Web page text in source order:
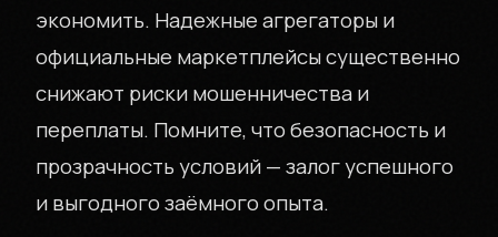
экономить. Надежные агрегаторы и
официальные маркетплейсы существенно
снижают риски мошенничества и
переплаты. Помните, что безопасность и
прозрачность условий — залог успешного
и выгодного заёмного опыта.